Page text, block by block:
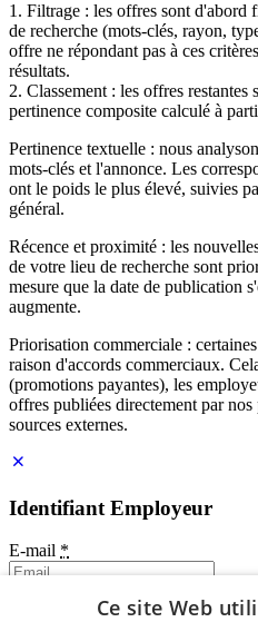
1. Filtrage : les offres sont d'abord
de recherche (mots-clés, rayon,
offre ne répondant pas à ces
résultats.
2. Classement : les offres restantes
pertinence composite calculé à
Pertinence textuelle : nous
mots-clés et l'annonce. Les
ont le poids le plus élevé, suivies
général.
Récence et proximité : les
de votre lieu de recherche sont
mesure que la date de publication
augmente.
Priorisation commerciale :
raison d'accords commerciaux.
(promotions payantes), les
offres publiées directement par
sources externes.
Identifiant Employeur
E-mail *
Mot de passeCe site Web